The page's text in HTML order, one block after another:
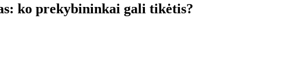
ko prekybininkai gali tikėtis?